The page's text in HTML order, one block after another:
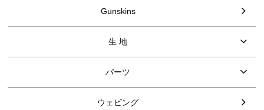
Gunskins
生 地
パーツ
ウェビング